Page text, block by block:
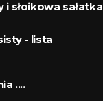
i słoikowa sałatka
- lista
....